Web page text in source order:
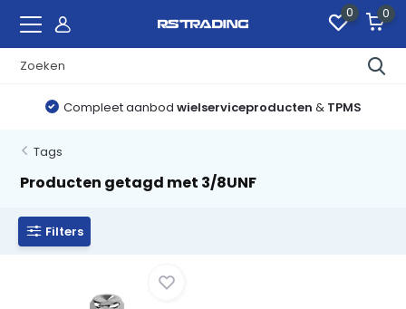
0 0
Compleet aanbod wielserviceproducten & TPMS
Tags
Producten getagd met 3/8UNF
Filters